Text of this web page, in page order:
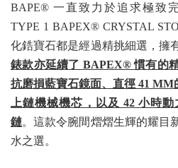
BAPE® 一直致力於追求極致
TYPE 1 BAPEX® CRYSTAL
化鋯寶石都是經過精挑細選，擁
錶款亦延續了 BAPEX® 慣有的
抗磨損藍寶石鏡面、直徑 41 MM
上鏈機械機芯，以及 42 小時
鏈。這款令腕間熠熠生輝的耀目
水之選。